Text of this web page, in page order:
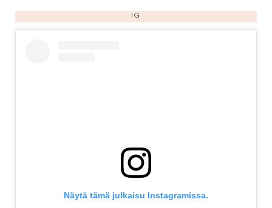
IG
Näytä tämä julkaisu Instagramissa.